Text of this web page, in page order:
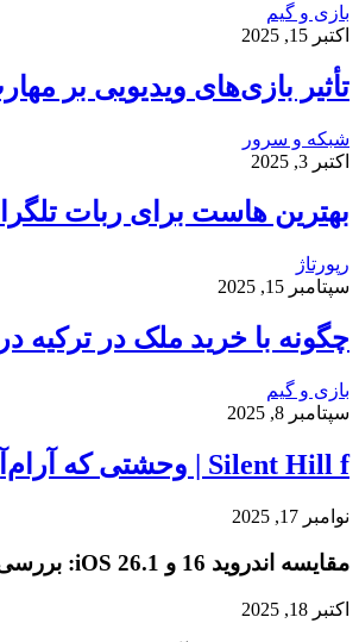
بازی و گیم
اکتبر 15, 2025
تأثیر بازی‌های ویدیویی بر
شبکه و سرور
اکتبر 3, 2025
بهترین هاست برای ربات
رپورتاژ
سپتامبر 15, 2025
چگونه با خرید ملک در ترکیه
بازی و گیم
سپتامبر 8, 2025
Silent Hill f | وحشتی که آرام‌آرام وارد ذهن شما می‌شود…
نوامبر 17, 2025
مقایسه اندروید 16 و iOS 26.1: بررسی کامل سرعت، امنیت و تجربه کاربری
اکتبر 18, 2025